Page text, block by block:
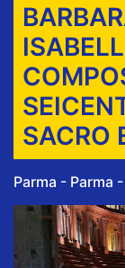
SACRO
Parma - Parma